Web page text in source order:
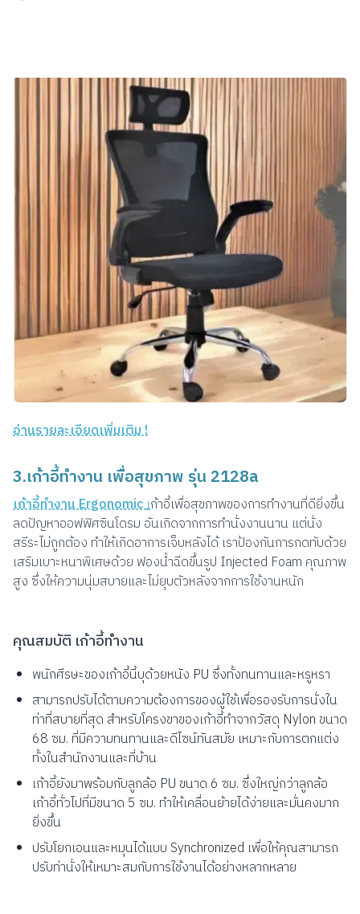
อ่านรายละเอียดเพิ่มเติม !
3.เก้าอี้ทำงาน เพื่อสุขภาพ รุ่น 2128a
เก้าอี้ทำงาน Ergonomicเก้าอี้เพื่อสุขภาพของการทำงานที่ดียิ่งขึ้น
ลดปัญหาออฟฟิศซินโดรม อันเกิดจากการทำนั่งงานนาน แต่นั่ง
สรีระไม่ถูกต้อง ทำให้เกิดอาการเจ็บหลังได้ เราป้องกันการกดทับด้วย
เสริมเบาะหนาพิเศษด้วย ฟองน้ำฉีดขึ้นรูป Injected Foam คุณภาพ
สูง ซึ่งให้ความนุ่มสบายและไม่ยุบตัวหลังจากการใช้งานหนัก
คุณสมบัติ เก้าอี้ทำงาน
พนักศีรษะของเก้าอี้นี้บุด้วยหนัง PU ซึ่งทั้งทนทานและหรูหรา
สามารถปรับได้ตามความต้องการของผู้ใช้เพื่อรองรับการนั่งใน
ท่าที่สบายที่สุด สำหรับโครงขาของเก้าอี้ทำจากวัสดุ Nylon ขนาด
68 ซม. ที่มีความทนทานและดีไซน์ทันสมัย เหมาะกับการตกแต่ง
ทั้งในสำนักงานและที่บ้าน
เก้าอี้ยังมาพร้อมกับลูกล้อ PU ขนาด 6 ซม. ซึ่งใหญ่กว่าลูกล้อ
เก้าอี้ทั่วไปที่มีขนาด 5 ซม. ทำให้เคลื่อนย้ายได้ง่ายและมั่นคงมาก
ยิ่งขึ้น
ปรับโยกเอนและหมุนได้แบบ Synchronized เพื่อให้คุณสามารถ
ปรับท่านั่งให้เหมาะสมกับการใช้งานได้อย่างหลากหลาย